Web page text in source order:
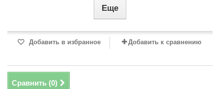
Еще
Добавить в избранное Добавить к сравнению
Сравнить (0)